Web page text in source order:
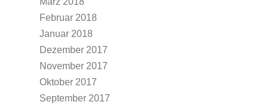
Februar 2018
Januar 2018
Dezember 2017
November 2017
Oktober 2017
September 2017